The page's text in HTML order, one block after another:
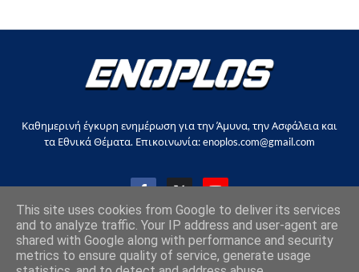
Καθημερινή έγκυρη ενημέρωση για την Άμυνα, την Ασφάλεια και
τα Εθνικά Θέματα. Επικοινωνία: enoplos.com@gmail.com
Copyright © 2017-2026, all rights reserved |enoplos.gr
This site uses cookies from Google to deliver its services
and to analyze traffic. Your IP address and user-agent are
shared with Google along with performance and security
metrics to ensure quality of service, generate usage